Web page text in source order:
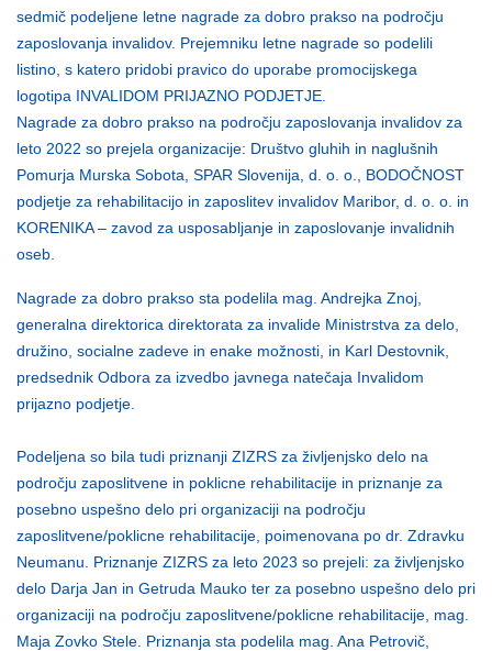
sedmič podeljene letne nagrade za dobro prakso na področju
zaposlovanja invalidov. Prejemniku letne nagrade so podelili
listino, s katero pridobi pravico do uporabe promocijskega
logotipa INVALIDOM PRIJAZNO PODJETJE.
Nagrade za dobro prakso na področju zaposlovanja invalidov za
leto 2022 so prejela organizacije: Društvo gluhih in naglušnih
Pomurja Murska Sobota, SPAR Slovenija, d. o. o., BODOČNOST
podjetje za rehabilitacijo in zaposlitev invalidov Maribor, d. o. o. in
KORENIKA – zavod za usposabljanje in zaposlovanje invalidnih
oseb.
Nagrade za dobro prakso sta podelila mag. Andrejka Znoj,
generalna direktorica direktorata za invalide Ministrstva za delo,
družino, socialne zadeve in enake možnosti, in Karl Destovnik,
predsednik Odbora za izvedbo javnega natečaja Invalidom
prijazno podjetje.
Podeljena so bila tudi priznanji ZIZRS za življenjsko delo na
področju zaposlitvene in poklicne rehabilitacije in priznanje za
posebno uspešno delo pri organizaciji na področju
zaposlitvene/poklicne rehabilitacije, poimenovana po dr. Zdravku
Neumanu. Priznanje ZIZRS za leto 2023 so prejeli: za življenjsko
delo Darja Jan in Getruda Mauko ter za posebno uspešno delo pri
organizaciji na področju zaposlitvene/poklicne rehabilitacije, mag.
Maja Zovko Stele. Priznanja sta podelila mag. Ana Petrovič,